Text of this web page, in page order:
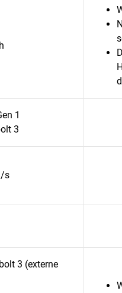
1
3
s
3 (externe